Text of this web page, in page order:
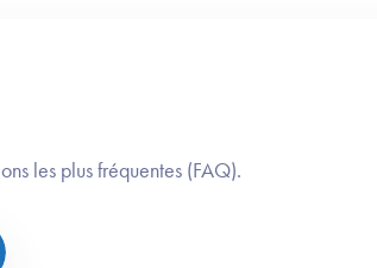
les plus fréquentes (FAQ).